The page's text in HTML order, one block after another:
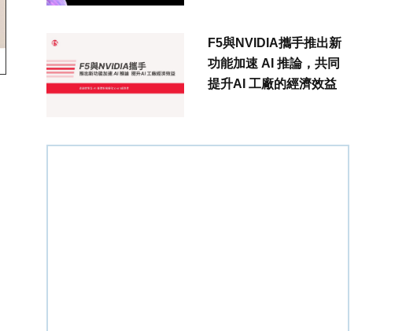
F5與NVIDIA攜手推出新
功能加速 AI 推論，共同
提升AI 工廠的經濟效益